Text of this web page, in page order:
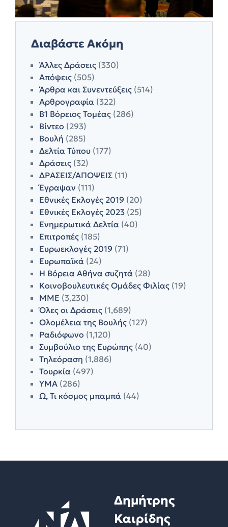
Διαβάστε Ακόμη
Άλλες Δράσεις (330)
Απόψεις (505)
Άρθρα και Συνεντεύξεις (514)
Αρθρογραφία (322)
Β1 Βόρειος Τομέας (286)
Βίντεο (293)
Βουλή (285)
Δελτία Τύπου (177)
Δράσεις (32)
ΔΡΑΣΕΙΣ/ΑΠΟΨΕΙΣ (11)
Έγραψαν (111)
Εθνικές Εκλογές 2019 (20)
Εθνικές Εκλογές 2023 (25)
Ενημερωτικά Δελτία (40)
Επιτροπές (185)
Ευρωεκλογές 2019 (71)
Ευρωπαϊκά (24)
Η Βόρεια Αθήνα συζητά (28)
Κοινοβουλευτικές Ομάδες Φιλίας (19)
ΜΜΕ (3,230)
Όλες οι Δράσεις (1,689)
Ολομέλεια της Βουλής (127)
Ραδιόφωνο (1,120)
Συμβούλιο της Ευρώπης (40)
Τηλεόραση (1,886)
Τουρκία (497)
ΥΜΑ (286)
Ω, Τι κόσμος μπαμπά (44)
Δημήτρης
Καιρίδης